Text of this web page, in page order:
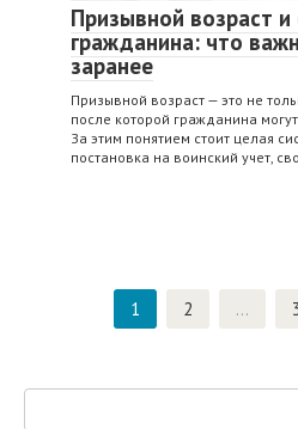
Призывной возраст и
гражданина: что
заранее
Призывной возраст — это не
после которой гражданина
За этим понятием стоит целая
постановка на воинский учет,
1 2 …
Поиск: